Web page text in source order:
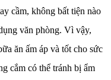
cầm, không bất tiện nào
văn phòng. Vì vậy,
ăn ấm áp và tốt cho sức
cắm có thể tránh bị ẩm